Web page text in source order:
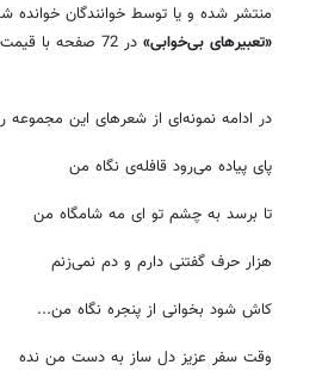
منتشر شده‌ و یا توسط خوانندگان خوانده
«تعبیرهای بی‌خوابی» در 72 صفحه با قیمت 4500 تومان توسط نشر نون منتشر شده است.
در ادامه نمونه‌ای از شعرهای این مجموعه
پای پیاده می‌رود قافله‌ی نگاه من
تا برسد به چشم تو ای مه شامگاه من
هزار حرف گفتنی دارم و دم نمی‌زنم
کاش شود بخوانی از پنجره نگاه من...
وقت سفر عزیز دل ساز به دست من نده